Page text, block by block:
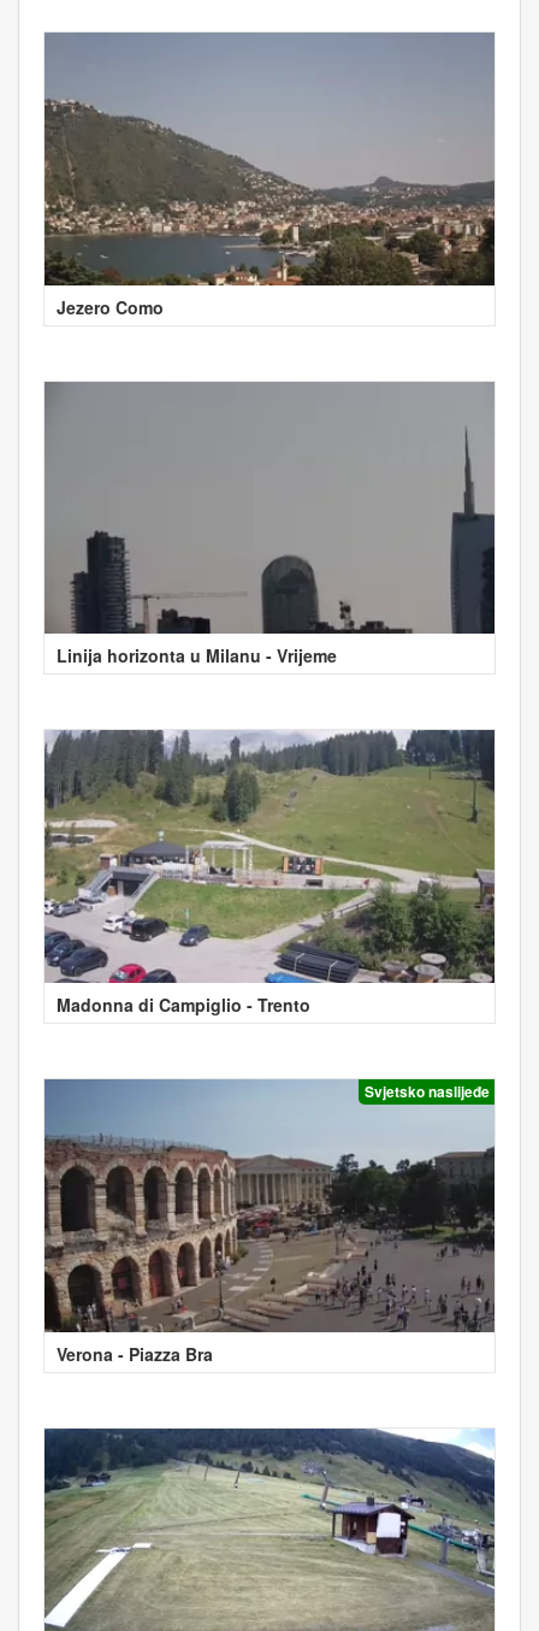
Jezero Como
Linija horizonta u Milanu - Vrijeme
Madonna di Campiglio - Trento
Svjetsko naslijeđe
Verona - Piazza Bra